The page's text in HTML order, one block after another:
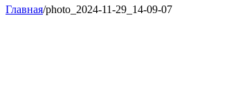
Главная/photo_2024-11-29_14-09-07